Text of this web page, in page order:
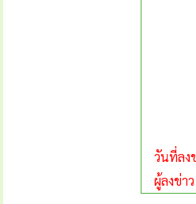
วันที่ลง
ผู้ลงข่าว